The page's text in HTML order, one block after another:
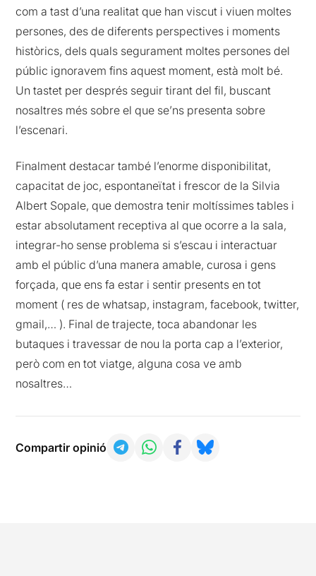
com a tast d’una realitat que han viscut i viuen moltes
persones, des de diferents perspectives i moments
històrics, dels quals segurament moltes persones del
públic ignoravem fins aquest moment, està molt bé.
Un tastet per després seguir tirant del fil, buscant
nosaltres més sobre el que se’ns presenta sobre
l’escenari.
Finalment destacar també l’enorme disponibilitat,
capacitat de joc, espontaneïtat i frescor de la Silvia
Albert Sopale, que demostra tenir moltíssimes tables i
estar absolutament receptiva al que ocorre a la sala,
integrar-ho sense problema si s’escau i interactuar
amb el públic d’una manera amable, curosa i gens
forçada, que ens fa estar i sentir presents en tot
moment ( res de whatsap, instagram, facebook, twitter,
gmail,… ). Final de trajecte, toca abandonar les
butaques i travessar de nou la porta cap a l’exterior,
però com en tot viatge, alguna cosa ve amb
nosaltres…
Compartir opinió